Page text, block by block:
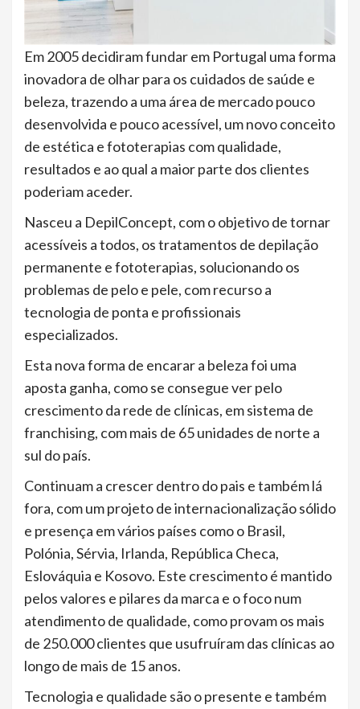
Em 2005 decidiram fundar em Portugal uma forma
inovadora de olhar para os cuidados de saúde e
beleza, trazendo a uma área de mercado pouco
desenvolvida e pouco acessível, um novo conceito
de estética e fototerapias com qualidade,
resultados e ao qual a maior parte dos clientes
poderiam aceder.
Nasceu a DepilConcept, com o objetivo de tornar
acessíveis a todos, os tratamentos de depilação
permanente e fototerapias, solucionando os
problemas de pelo e pele, com recurso a
tecnologia de ponta e profissionais
especializados.
Esta nova forma de encarar a beleza foi uma
aposta ganha, como se consegue ver pelo
crescimento da rede de clínicas, em sistema de
franchising, com mais de 65 unidades de norte a
sul do país.
Continuam a crescer dentro do pais e também lá
fora, com um projeto de internacionalização sólido
e presença em vários países como o Brasil,
Polónia, Sérvia, Irlanda, República Checa,
Eslováquia e Kosovo. Este crescimento é mantido
pelos valores e pilares da marca e o foco num
atendimento de qualidade, como provam os mais
de 250.000 clientes que usufruíram das clínicas ao
longo de mais de 15 anos.
Tecnologia e qualidade são o presente e também